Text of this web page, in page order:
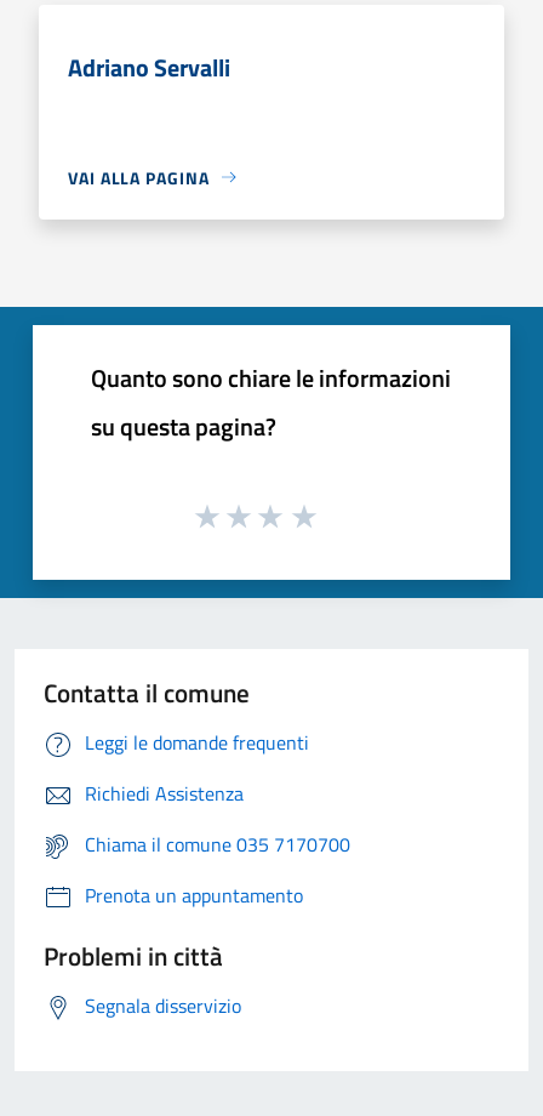
Adriano Servalli
VAI ALLA PAGINA
Quanto sono chiare le informazioni
su questa pagina?
Contatta il comune
Leggi le domande frequenti
Richiedi Assistenza
Chiama il comune 035 7170700
Prenota un appuntamento
Problemi in città
Segnala disservizio